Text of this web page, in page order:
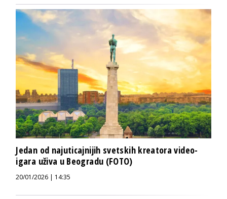
Jedan od najuticajnijih svetskih kreatora video-
igara uživa u Beogradu (FOTO)
20/01/2026 | 14:35